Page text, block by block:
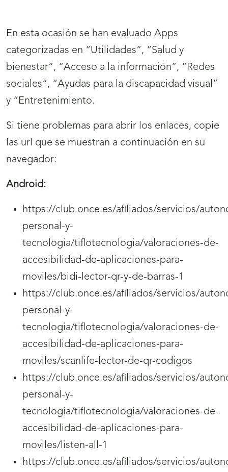
En esta ocasión se han evaluado Apps
categorizadas en “Utilidades”, “Salud y
bienestar”, “Acceso a la información”, “Redes
sociales”, “Ayudas para la discapacidad visual”
y “Entretenimiento.
Si tiene problemas para abrir los enlaces, copie
las url que se muestran a continuación en su
navegador:
Android:
https://club.once.es/afiliados/servicios/
personal-y-
tecnologia/tiflotecnologia/valoraciones-de-
accesibilidad-de-aplicaciones-para-
moviles/bidi-lector-qr-y-de-barras-1
https://club.once.es/afiliados/servicios/
personal-y-
tecnologia/tiflotecnologia/valoraciones-de-
accesibilidad-de-aplicaciones-para-
moviles/scanlife-lector-de-qr-codigos
https://club.once.es/afiliados/servicios/
personal-y-
tecnologia/tiflotecnologia/valoraciones-de-
accesibilidad-de-aplicaciones-para-
moviles/listen-all-1
https://club.once.es/afiliados/servicios/